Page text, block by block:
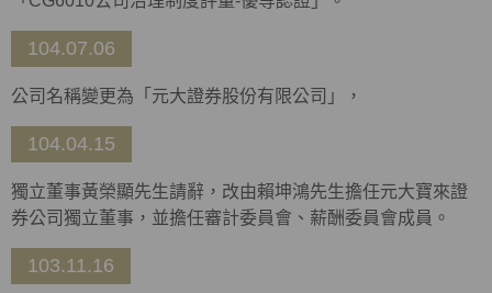
104.07.06
公司名稱變更為「元大證券股份有限公司」，
104.04.15
獨立董事黃榮顯先生請辭，改由賴坤鴻先生擔任元大寶來證
券公司獨立董事，並擔任審計委員會、薪酬委員會成員。
103.11.16